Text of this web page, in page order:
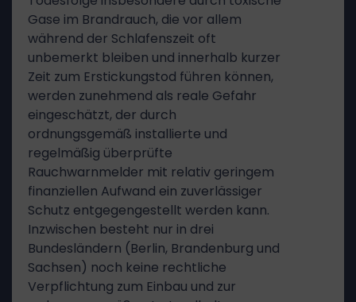
Gase im Brandrauch, die vor allem
während der Schlafenszeit oft
unbemerkt bleiben und innerhalb kurzer
Zeit zum Erstickungstod führen können,
werden zunehmend als reale Gefahr
eingeschätzt, der durch
ordnungsgemäß installierte und
regelmäßig überprüfte
Rauchwarnmelder mit relativ geringem
finanziellen Aufwand ein zuverlässiger
Schutz entgegengestellt werden kann.
Inzwischen besteht nur in drei
Bundesländern (Berlin, Brandenburg und
Sachsen) noch keine rechtliche
Verpflichtung zum Einbau und zur